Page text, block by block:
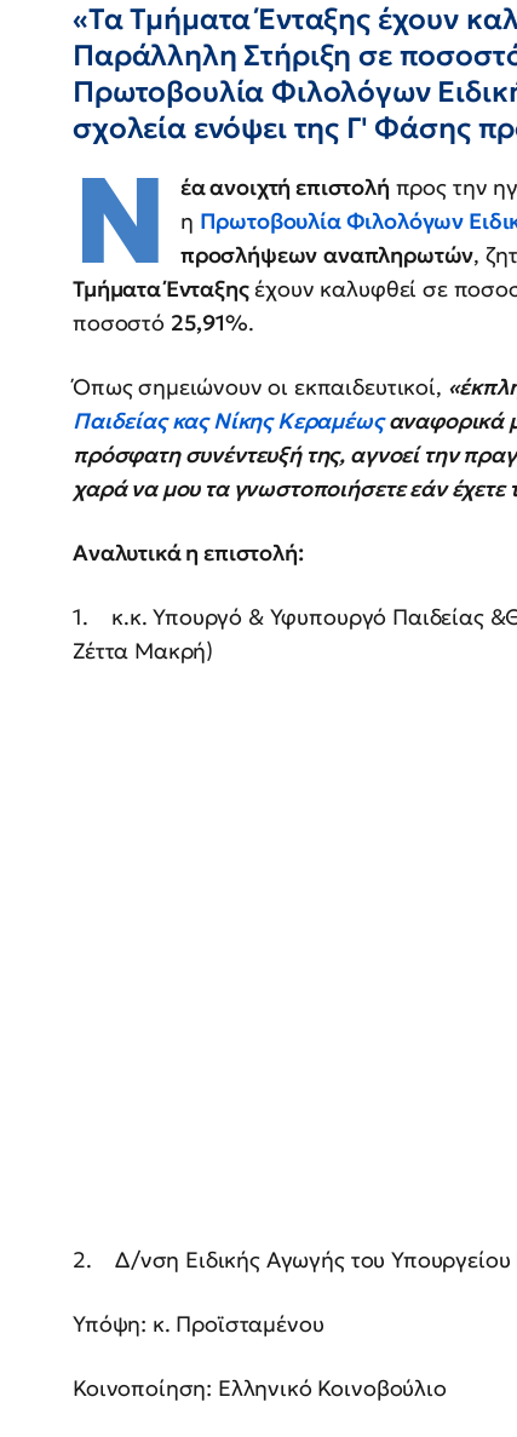
«Τα Τμήματα Ένταξης έχουν
Παράλληλη Στήριξη σε
Πρωτοβουλία Φιλολόγων
σχολεία ενόψει της Γ' Φάσης
Ν έα ανοιχτή επιστολή προς την
η Πρωτοβουλία Φιλολόγων
προσλήψεων αναπληρωτών,
Τμήματα Ένταξηςέχουν καλυφθεί σε
ποσοστό 25,91%.
Όπως σημειώνουν οι εκπαιδευτικοί,
Παιδείας κας Νίκης Κεραμέωςαναφορικά
πρόσφατη συνέντευξή της, αγνοεί την
χαρά να μου τα γνωστοποιήσετε εάν έχετε
Αναλυτικά η επιστολή:
1. κ.κ. Υπουργό & Υφυπουργό Παιδείας
Ζέττα Μακρή)
2. Δ/νση Ειδικής Αγωγής του Υπουργείου
Υπόψη: κ. Προϊσταμένου
Κοινοποίηση: Ελληνικό Κοινοβούλιο